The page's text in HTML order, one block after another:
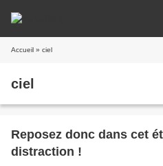
Accueil » ciel
ciel
Reposez donc dans cet
distraction !